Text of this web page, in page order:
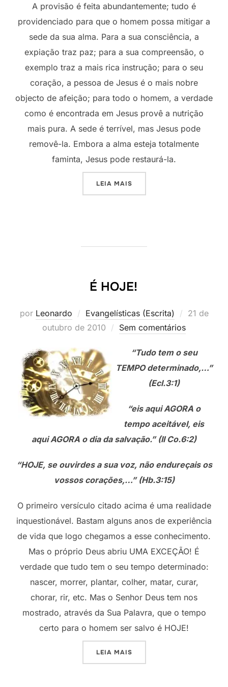
A provisão é feita abundantemente; tudo é
providenciado para que o homem possa mitigar a
sede da sua alma. Para a sua consciência, a
expiação traz paz; para a sua compreensão, o
exemplo traz a mais rica instrução; para o seu
coração, a pessoa de Jesus é o mais nobre
objecto de afeição; para todo o homem, a verdade
como é encontrada em Jesus provê a nutrição
mais pura. A sede é terrível, mas Jesus pode
removê-la. Embora a alma esteja totalmente
faminta, Jesus pode restaurá-la.
LEIA MAIS“VENHA A MIM E BEBA”
É HOJE!
por Leonardo Evangelísticas (Escrita)
Postado
21 de
outubro de 2010
Sem comentários
“Tudo tem o seu
TEMPO determinado,…”
(Ecl.3:1)
“eis aqui AGORA o
tempo aceitável, eis
aqui AGORA o dia da salvação.” (II Co.6:2)
“HOJE, se ouvirdes a sua voz, não endureçais os
vossos corações,…” (Hb.3:15)
O primeiro versículo citado acima é uma realidade
inquestionável. Bastam alguns anos de experiência
de vida que logo chegamos a esse conhecimento.
Mas o próprio Deus abriu UMA EXCEÇÃO! É
verdade que tudo tem o seu tempo determinado:
nascer, morrer, plantar, colher, matar, curar,
chorar, rir, etc. Mas o Senhor Deus tem nos
mostrado, através da Sua Palavra, que o tempo
certo para o homem ser salvo é HOJE!
LEIA MAIS“É HOJE!”